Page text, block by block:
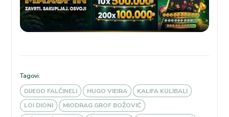
Tagovi:
DIJEGO FALĆINELI
HUGO VIEIRA
KALIFA KULIBALI
LOI DIONI
MIODRAG GROF BOŽOVIĆ